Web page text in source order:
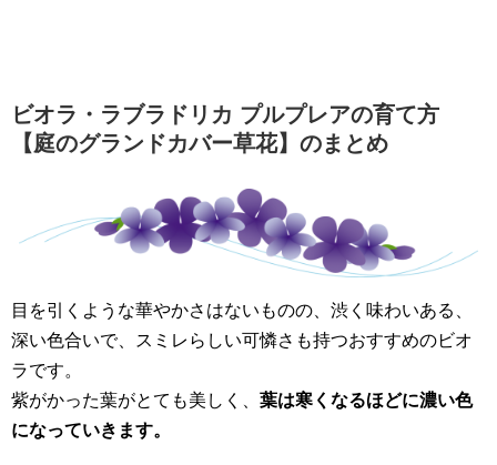
ビオラ・ラブラドリカ プルプレアの育て方
【庭のグランドカバー草花】のまとめ
目を引くような華やかさはないものの、渋く味わいある、
深い色合いで、スミレらしい可憐さも持つおすすめのビオ
ラです。
紫がかった葉がとても美しく、 葉は寒くなるほどに濃い色
になっていきます。